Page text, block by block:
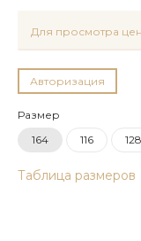
Для просмотра цен
Авторизация
Размер
164
116 128
Таблица размеров